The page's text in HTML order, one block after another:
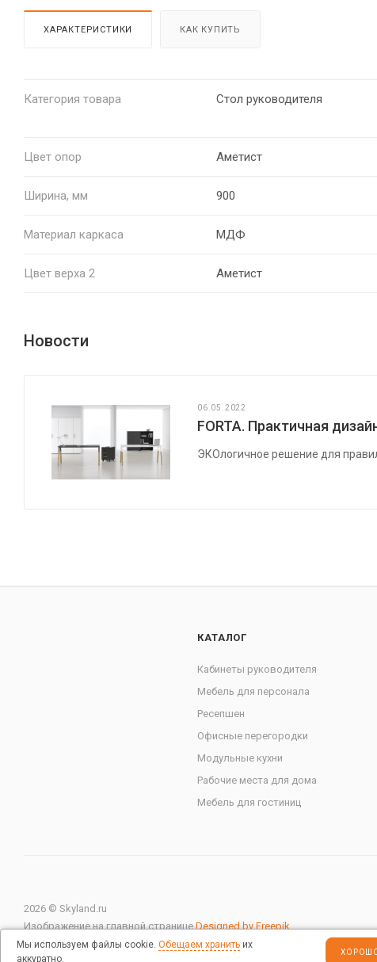
ХАРАКТЕРИСТИКИ КАК КУПИТЬ
Категория товара Стол руководителя
Цвет опор Аметист
Ширина, мм 900
Материал каркаса МДФ
Цвет верха 2 Аметист
Новости
06.05.2022
FORTA. Практичная
ЭКОлогичное решение для
КАТАЛОГ
Кабинеты руководителя
Мебель для персонала
Ресепшен
Офисные перегородки
Модульные кухни
Рабочие места для дома
Мебель для гостиниц
2026 © Skyland.ru
Изображение на главной страницеDesigned by Freepik
Мы используем файлы cookie. Обещаем хранить их
аккуратно.